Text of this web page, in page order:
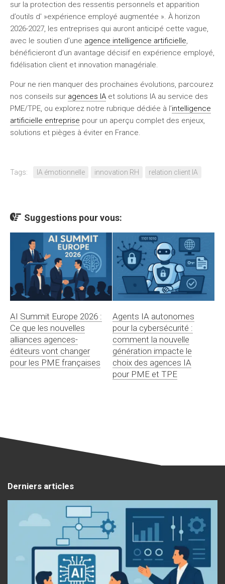
sur la protection des ressentis personnels et apparition
d’outils d' »expérience employé augmentée ». À horizon
2026-2027, les entreprises qui auront anticipé cette vague,
avec le soutien d’une agence intelligence artificielle,
bénéficieront d’un avantage décisif en expérience employé,
fidélisation client et innovation managériale.
Pour ne rien manquer des prochaines évolutions, parcourez
nos conseils sur agences IA et solutions IA au service des
PME/TPE, ou explorez notre rubrique dédiée à l’intelligence
artificielle entreprise pour un aperçu complet des enjeux,
solutions et pièges à éviter en France.
Tags: IA émotionnelle innovation RH relation client IA
Suggestions pour vous:
AI Summit Europe 2026 :
Ce que les nouvelles
alliances agences-
éditeurs vont changer
pour les PME françaises
Agents IA autonomes
pour la cybersécurité :
comment la nouvelle
génération impacte le
choix des agences IA
pour PME et TPE
Derniers articles